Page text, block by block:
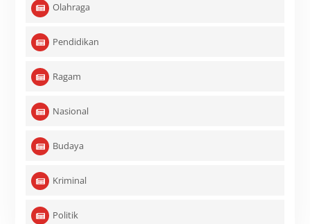
Olahraga
Pendidikan
Ragam
Nasional
Budaya
Kriminal
Politik